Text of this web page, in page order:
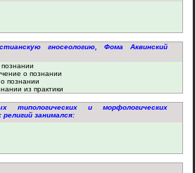
гносеологию, Фома Аквинский
о познании
познании
из практики
типологических и морфологических
занимался: